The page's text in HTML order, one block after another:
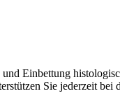
Einbettung
Sie jederzeit bei